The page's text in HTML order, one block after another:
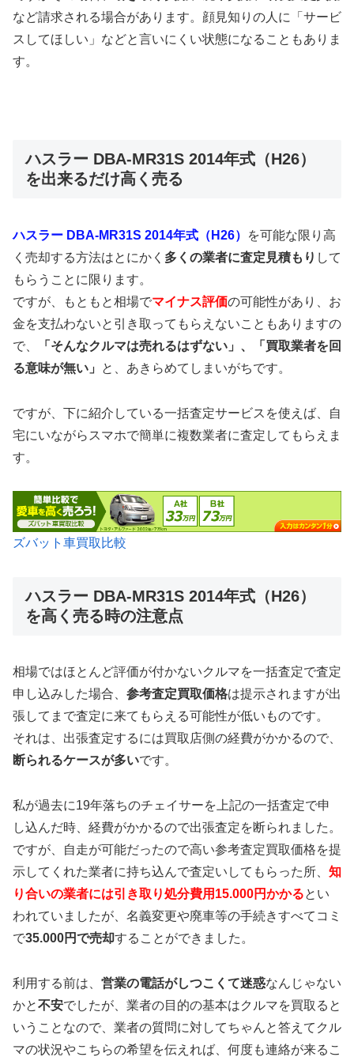
など請求される場合があります。顔見知りの人に「サービ
スしてほしい」などと言いにくい状態になることもありま
す。
ハスラー DBA-MR31S 2014年式（H26）
を出来るだけ高く売る
ハスラー DBA-MR31S 2014年式（H26）
を可能な限り高
く売却する方法はとにかく 多くの業者に査定見積もり して
もらうことに限ります。
ですが、もともと相場でマイナス評価の可能性があり、お
金を支払わないと引き取ってもらえないこともありますの
で、
「そんなクルマは売れるはずない」、「買取業者を回
る意味が無い」
と、あきらめてしまいがちです。
ですが、下に紹介している一括査定サービスを使えば、自
宅にいながらスマホで簡単に複数業者に査定してもらえま
す。
ズバット車買取比較
ハスラー DBA-MR31S 2014年式（H26）
を高く売る時の注意点
相場ではほとんど評価が付かないクルマを一括査定で査定
申し込みした場合、 参考査定買取価格は提示されますが出
張してまで査定に来てもらえる可能性が低いものです。
それは、出張査定するには買取店側の経費がかかるので、
断られるケースが多いです。
私が過去に19年落ちのチェイサーを上記の一括査定で申
し込んだ時、経費がかかるので出張査定を断られました。
ですが、自走が可能だったので高い参考査定買取価格を提
示してくれた業者に持ち込んで査定いしてもらった所、 知
り合いの業者には引き取り処分費用15.000円かかるとい
われていましたが、名義変更や廃車等の手続きすべてコミ
で35.000円で売却することができました。
利用する前は、 営業の電話がしつこくて迷惑なんじゃない
かと不安でしたが、業者の目的の基本はクルマを買取ると
いうことなので、業者の質問に対してちゃんと答えてクル
マの状況やこちらの希望を伝えれば、何度も連絡が来るこ